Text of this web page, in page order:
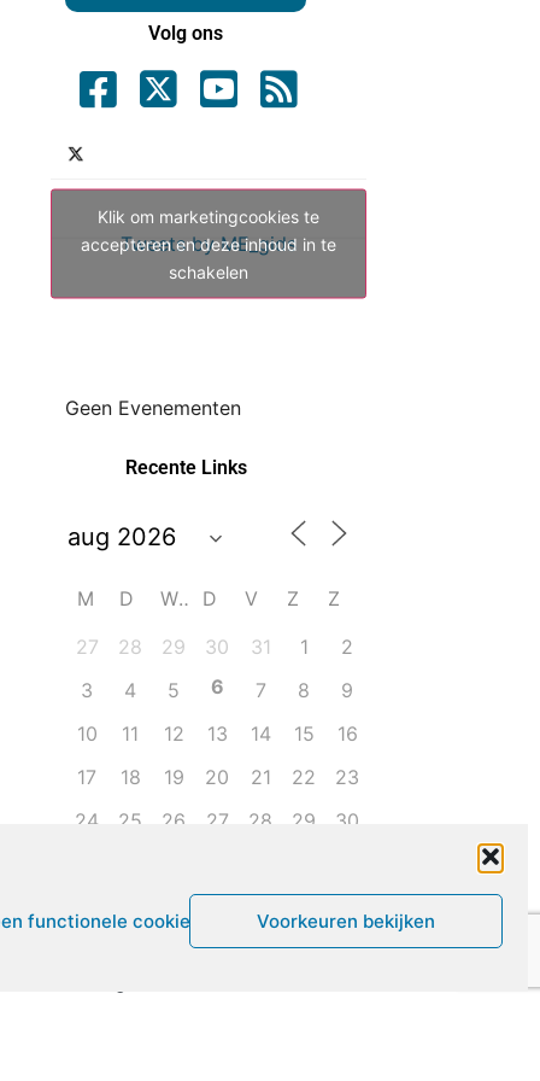
functionele cookies Voorkeuren bekijken
Volg ons
Tweets by ME_gids
Klik om marketingcookies te
accepteren en deze inhoud in te
schakelen
Geen Evenementen
Recente Links
M D W D V Z
Z
27
28 29 30 31 1
2
3
4 5 6 7 8
9
10
11 12 13 14 15
16
17
18 19 20 21 22
23
24
25 26 27 28 29
30
Leven met ME/CVS en POTS